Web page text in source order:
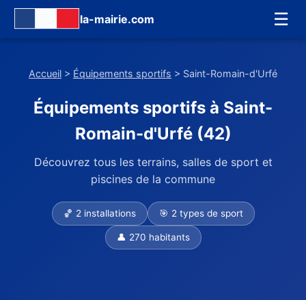
la-mairie.com ☰
Accueil > Équipements sportifs > Saint-Romain-d'Urfé
Équipements sportifs à Saint-
Romain-d'Urfé (42)
Découvrez tous les terrains, salles de sport et
piscines de la commune
🏀 2 installations 🎯 2 types de sport
👤 270 habitants